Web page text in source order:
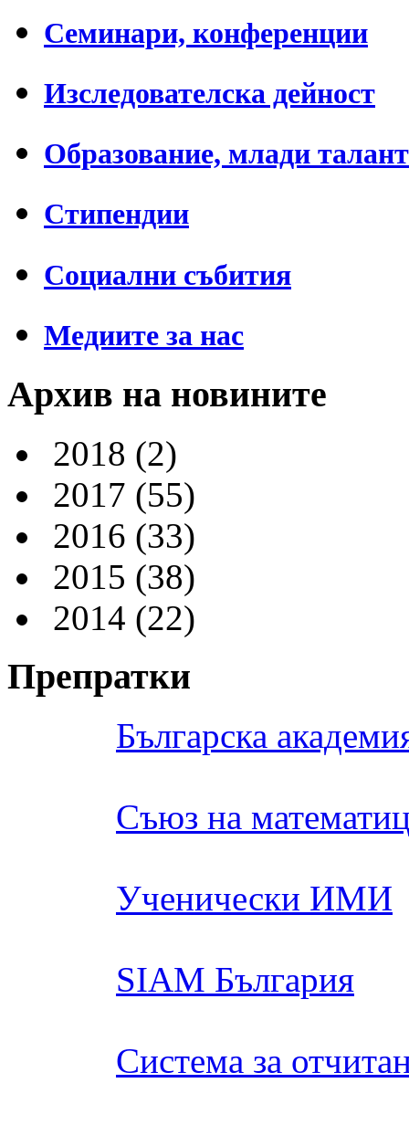
Семинари, конференции
Изследователска дейност
Образование, млади
Стипендии
Социални събития
Медиите за нас
Архив на новините
2018 (2)
2017 (55)
2016 (33)
2015 (38)
2014 (22)
Препратки
Българска
Съюз на
Ученически ИМИ
SIAM България
Система за